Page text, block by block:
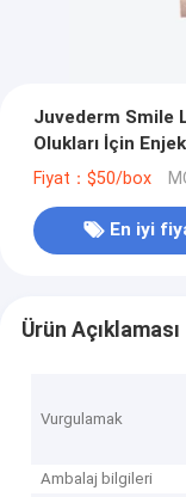
Juvederm Smile
Olukları İçin
Fiyat：$50/box
En iyi
Ürün Açıklaması
Vurgulamak
Ambalaj bilgileri